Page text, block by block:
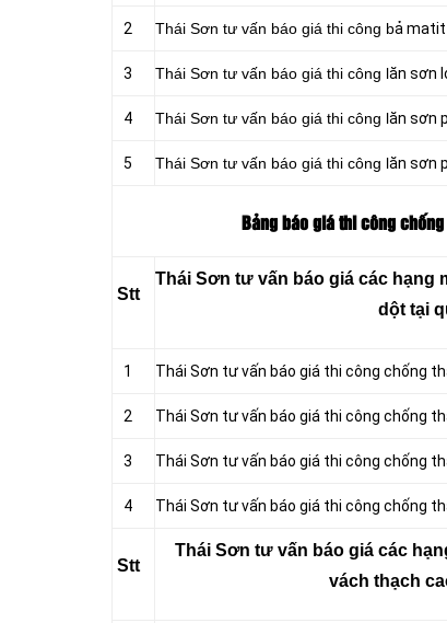
2 Thái Sơn tư vấn báo giá thi công bả
3 Thái Sơn tư vấn báo giá thi công lăn sơn
4 Thái Sơn tư vấn báo giá thi công lăn sơn
5 Thái Sơn tư vấn báo giá thi công lăn sơn
Bảng báo giá thi công
Stt
Thái Sơn tư vấn báo giá các hạng
dột tại
1 Thái Sơn tư vấn báo giá thi công chống
2 Thái Sơn tư vấn báo giá thi công chống
3 Thái Sơn tư vấn báo giá thi công chống
4 Thái Sơn tư vấn báo giá thi công chống
Stt
Thái Sơn tư vấn báo giá các
vách thạch